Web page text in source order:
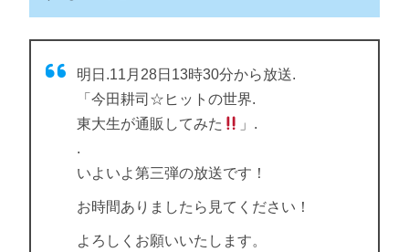
明日.11月28日13時30分から放送.
「今田耕司☆ヒットの世界.
東大生が通販してみた
」.
.
いよいよ第三弾の放送です！
お時間ありましたら見てください！
よろしくお願いいたします。